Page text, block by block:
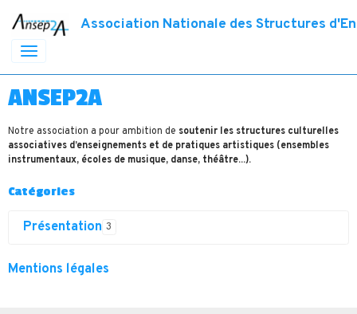
Association Nationale des Structures
ANSEP2A
Notre association a pour ambition de soutenir les structures culturelles
associatives d’enseignements et de pratiques artistiques (ensembles
instrumentaux, écoles de musique, danse, théâtre...).
Catégories
Présentation 3
Mentions légales